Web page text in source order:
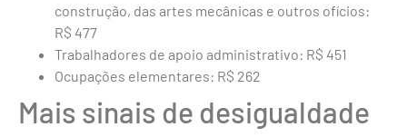
construção, das artes mecânicas e outros ofícios:
R$ 477
Trabalhadores de apoio administrativo: R$ 451
Ocupações elementares: R$ 262
Mais sinais de desigualdade